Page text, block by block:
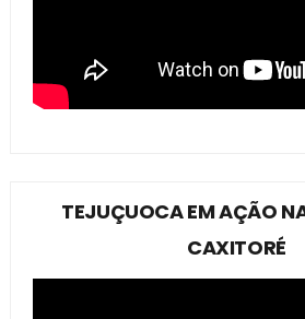
TEJUÇUOCA EM AÇÃO
CAXITORÉ